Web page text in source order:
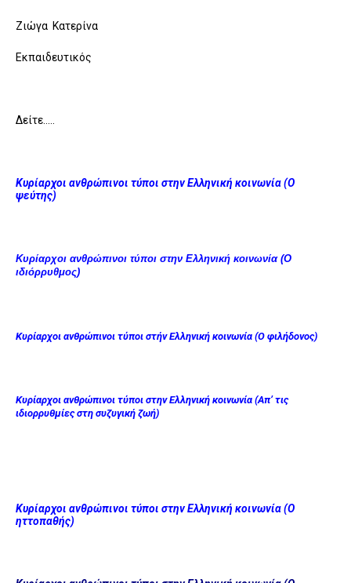
Ζιώγα Κατερίνα
Εκπαιδευτικός
Δείτε…..
Κυρίαρχοι ανθρώπινοι τύποι στην Ελληνική κοινωνία (Ο
ψεύτης)
Κυρίαρχοι ανθρώπινοι τύποι στην Ελληνική κοινωνία (Ο
ιδιόρρυθμος)
Κυρίαρχοι ανθρώπινοι τύποι στήν Ελληνική κοινωνία (Ο φιλήδονος)
Κυρίαρχοι ανθρώπινοι τύποι στην Ελληνική κοινωνία (Απ’ τις
ιδιορρυθμίες στη συζυγική ζωή)
Κυρίαρχοι ανθρώπινοι τύποι στην Ελληνική κοινωνία (Ο
ηττοπαθής)